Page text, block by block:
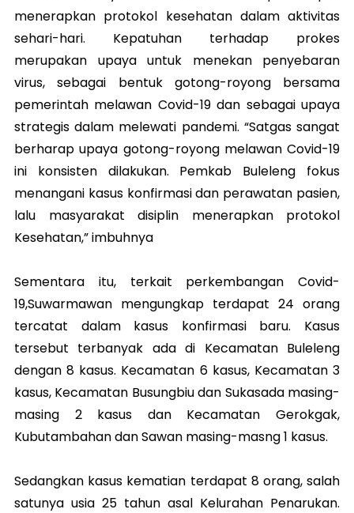
menerapkan protokol kesehatan dalam aktivitas
sehari-hari. Kepatuhan terhadap prokes
merupakan upaya untuk menekan penyebaran
virus, sebagai bentuk gotong-royong bersama
pemerintah melawan Covid-19 dan sebagai upaya
strategis dalam melewati pandemi. “Satgas sangat
berharap upaya gotong-royong melawan Covid-19
ini konsisten dilakukan. Pemkab Buleleng fokus
menangani kasus konfirmasi dan perawatan pasien,
lalu masyarakat disiplin menerapkan protokol
Kesehatan,” imbuhnya
Sementara itu, terkait perkembangan Covid-
19,Suwarmawan mengungkap terdapat 24 orang
tercatat dalam kasus konfirmasi baru. Kasus
tersebut terbanyak ada di Kecamatan Buleleng
dengan 8 kasus. Kecamatan 6 kasus, Kecamatan 3
kasus, Kecamatan Busungbiu dan Sukasada masing-
masing 2 kasus dan Kecamatan Gerokgak,
Kubutambahan dan Sawan masing-masng 1 kasus.
Sedangkan kasus kematian terdapat 8 orang, salah
satunya usia 25 tahun asal Kelurahan Penarukan.